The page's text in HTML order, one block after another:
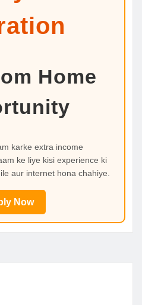
Home
karke extra income
ke liye kisi experience ki
aur internet hona chahiye.
Now